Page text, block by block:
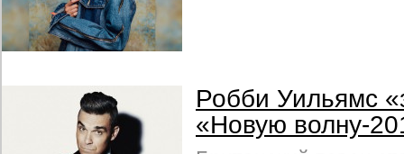
Робби Уильямс
«Новую волну-